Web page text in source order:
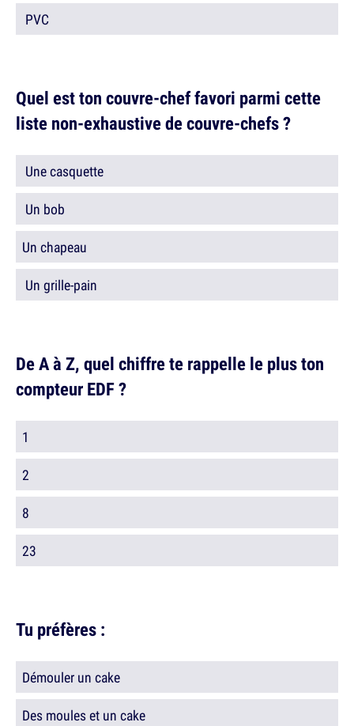
PVC
Quel est ton couvre-chef favori parmi cette
liste non-exhaustive de couvre-chefs ?
Une casquette
Un bob
Un chapeau
Un grille-pain
De A à Z, quel chiffre te rappelle le plus ton
compteur EDF ?
1
2
8
23
Tu préfères :
Démouler un cake
Des moules et un cake